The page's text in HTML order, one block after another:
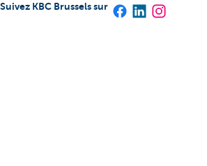
Suivez KBC Brussels sur